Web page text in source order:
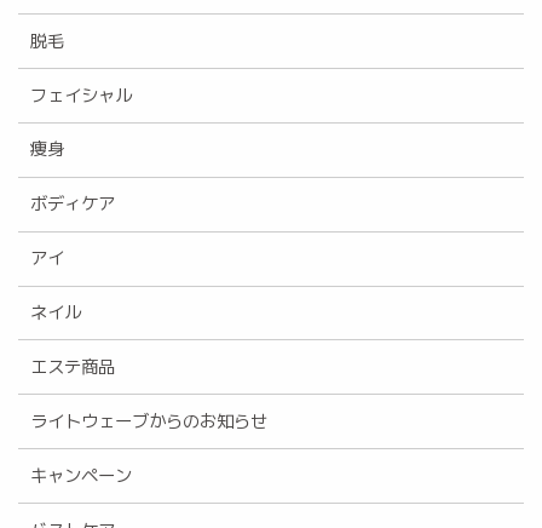
脱毛
フェイシャル
痩身
ボディケア
アイ
ネイル
エステ商品
ライトウェーブからのお知らせ
キャンペーン